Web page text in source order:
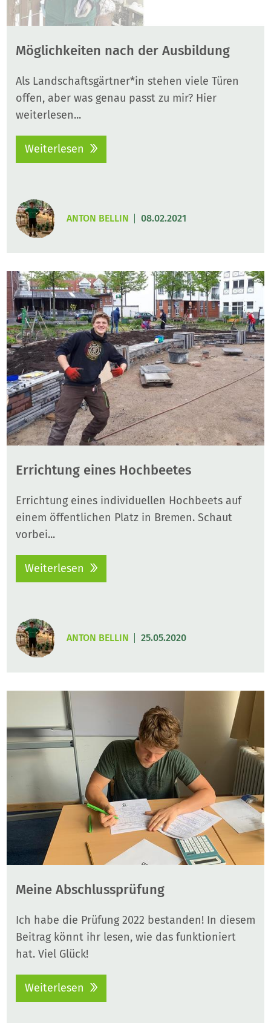
Möglichkeiten nach der Ausbildung
Als Landschaftsgärtner*in stehen viele Türen
offen, aber was genau passt zu mir? Hier
weiterlesen...
Weiterlesen
ANTON BELLIN 08.02.2021
Errichtung eines Hochbeetes
Errichtung eines individuellen Hochbeets auf
einem öffentlichen Platz in Bremen. Schaut
vorbei...
Weiterlesen
ANTON BELLIN 25.05.2020
Meine Abschlussprüfung
Ich habe die Prüfung 2022 bestanden! In diesem
Beitrag könnt ihr lesen, wie das funktioniert
hat. Viel Glück!
Weiterlesen